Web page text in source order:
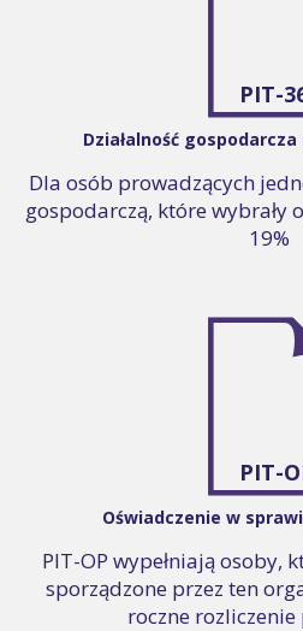
PIT-
Działalność
Dla osób prowadzących
gospodarczą, które wybrały
19%
PIT-
Oświadczenie w
PIT-OP wypełniają osoby,
sporządzone przez ten
roczne